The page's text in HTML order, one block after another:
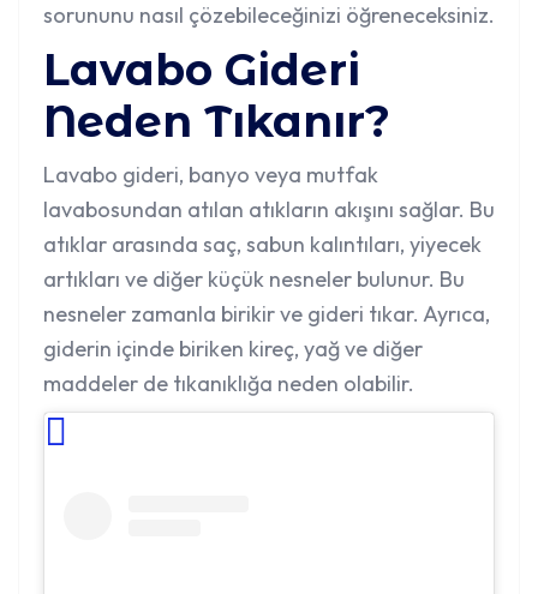
sorununu nasıl çözebileceğinizi öğreneceksiniz.
Lavabo Gideri
Neden Tıkanır?
Lavabo gideri, banyo veya mutfak
lavabosundan atılan atıkların akışını sağlar. Bu
atıklar arasında saç, sabun kalıntıları, yiyecek
artıkları ve diğer küçük nesneler bulunur. Bu
nesneler zamanla birikir ve gideri tıkar. Ayrıca,
giderin içinde biriken kireç, yağ ve diğer
maddeler de tıkanıklığa neden olabilir.